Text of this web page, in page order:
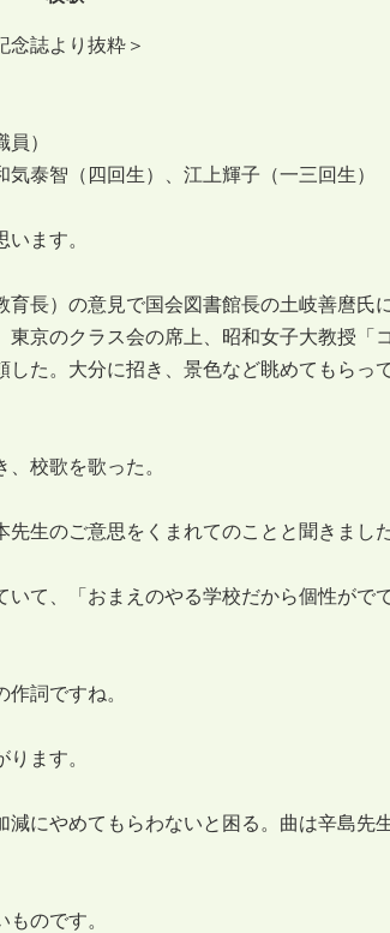
念誌より抜粋＞
）
泰智（四回生）、江上輝子（一三回生）
ます。
長）の意見で国会図書館長の土岐善麿氏
京のクラス会の席上、昭和女子大教授「
た。大分に招き、景色など眺めてもらっ
校歌を歌った。
生のご意思をくまれてのことと聞きました
て、「おまえのやる学校だから個性がで
詞ですね。
ます。
にやめてもらわないと困る。曲は辛島先
のです。